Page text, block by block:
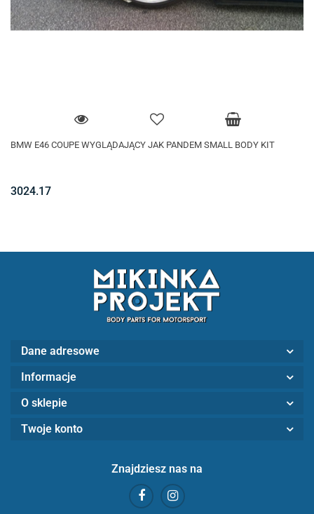
BMW E46 COUPE WYGLĄDAJĄCY JAK PANDEM SMALL BODY KIT
3024.17
Dane adresowe
Informacje
O sklepie
Twoje konto
Znajdziesz nas na